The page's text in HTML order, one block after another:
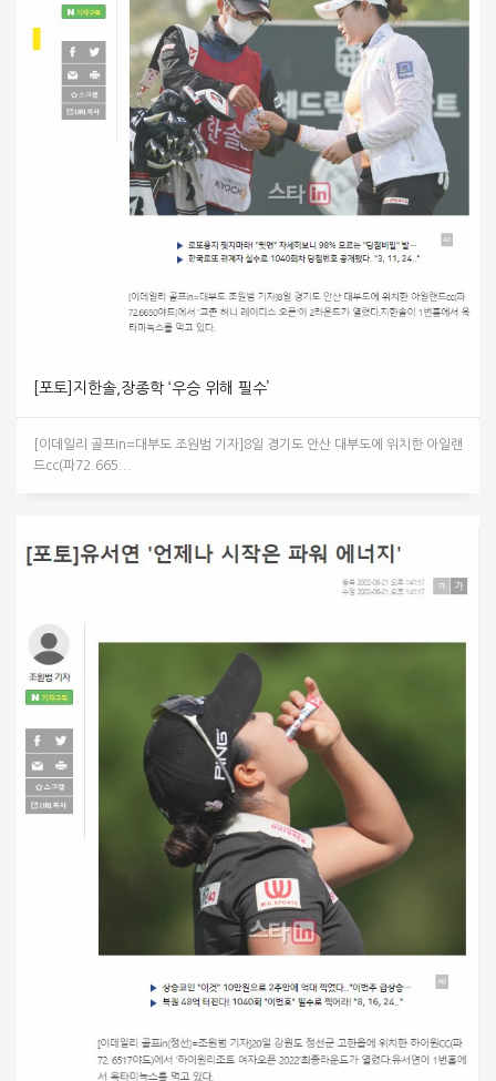
[포토]지한솔,장종학 ‘우승 위해 필수’
[이데일리 골프in=대부도 조원범 기자]8일 경기도 안산 대부도에 위치한 아일랜
드cc(파72.665...